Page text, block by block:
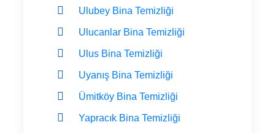
Ulubey Bina Temizliği
Ulucanlar Bina Temizliği
Ulus Bina Temizliği
Uyanış Bina Temizliği
Ümitköy Bina Temizliği
Yapracık Bina Temizliği